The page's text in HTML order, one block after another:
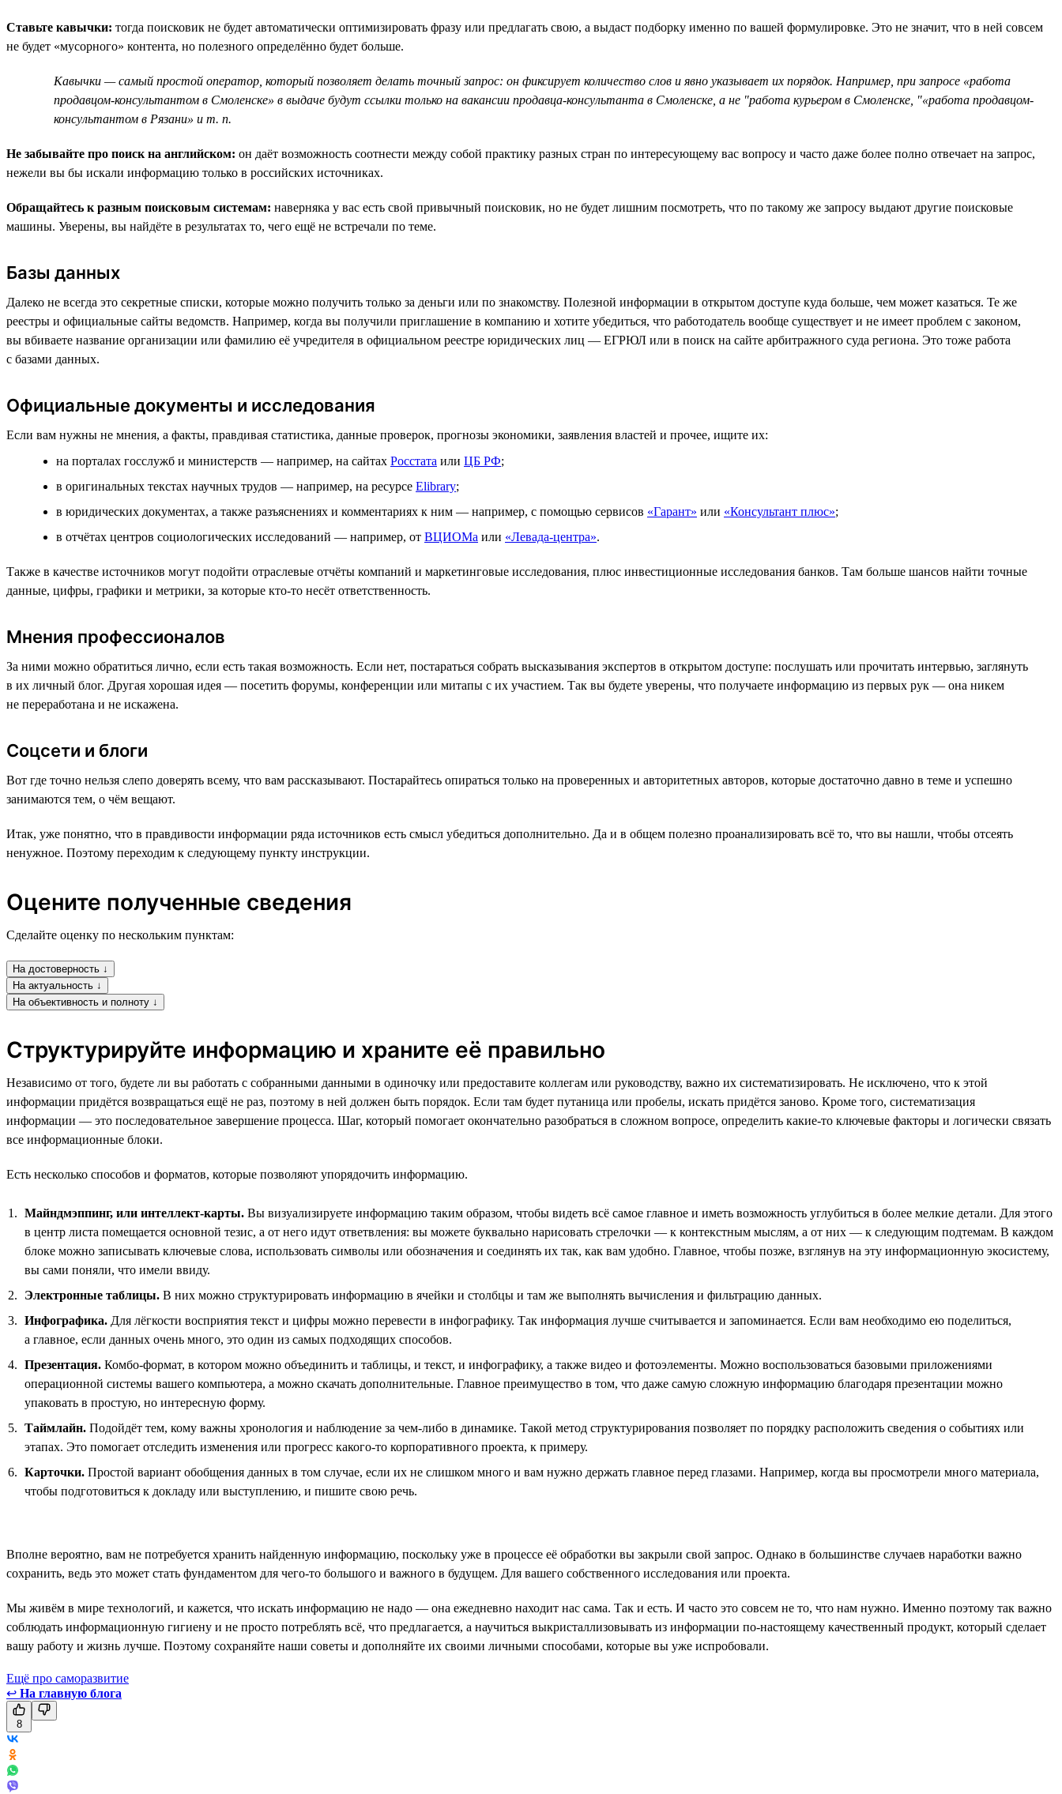
Ставьте кавычки: тогда поисковик не будет автоматически оптимизировать фразу или предлагать свою, а выдаст подборку именно по вашей формулировке. Это не значит, что в ней совсем
не будет «мусорного» контента, но полезного определённо будет больше.
Кавычки — самый простой оператор, который позволяет делать точный запрос: он фиксирует количество слов и явно указывает их порядок. Например, при запросе «работа
продавцом-консультантом в Смоленске» в выдаче будут ссылки только на вакансии продавца-консультанта в Смоленске, а не "работа курьером в Смоленске, "«работа продавцом-
консультантом в Рязани» и т. п.
Не забывайте про поиск на английском: он даёт возможность соотнести между собой практику разных стран по интересующему вас вопросу и часто даже более полно отвечает на запрос,
нежели вы бы искали информацию только в российских источниках.
Обращайтесь к разным поисковым системам: наверняка у вас есть свой привычный поисковик, но не будет лишним посмотреть, что по такому же запросу выдают другие поисковые
машины. Уверены, вы найдёте в результатах то, чего ещё не встречали по теме.
Базы данных
Далеко не всегда это секретные списки, которые можно получить только за деньги или по знакомству. Полезной информации в открытом доступе куда больше, чем может казаться. Те же
реестры и официальные сайты ведомств. Например, когда вы получили приглашение в компанию и хотите убедиться, что работодатель вообще существует и не имеет проблем с законом,
вы вбиваете название организации или фамилию её учредителя в официальном реестре юридических лиц — ЕГРЮЛ или в поиск на сайте арбитражного суда региона. Это тоже работа
с базами данных.
Официальные документы и исследования
Если вам нужны не мнения, а факты, правдивая статистика, данные проверок, прогнозы экономики, заявления властей и прочее, ищите их:
на порталах госслужб и министерств — например, на сайтах Росстата или ЦБ РФ;
в оригинальных текстах научных трудов — например, на ресурсе Elibrary;
в юридических документах, а также разъяснениях и комментариях к ним — например, с помощью сервисов «Гарант» или «Консультант плюс»;
в отчётах центров социологических исследований — например, от ВЦИОМа или «Левада-центра».
Также в качестве источников могут подойти отраслевые отчёты компаний и маркетинговые исследования, плюс инвестиционные исследования банков. Там больше шансов найти точные
данные, цифры, графики и метрики, за которые кто-то несёт ответственность.
Мнения профессионалов
За ними можно обратиться лично, если есть такая возможность. Если нет, постараться собрать высказывания экспертов в открытом доступе: послушать или прочитать интервью, заглянуть
в их личный блог. Другая хорошая идея — посетить форумы, конференции или митапы с их участием. Так вы будете уверены, что получаете информацию из первых рук — она никем
не переработана и не искажена.
Соцсети и блоги
Вот где точно нельзя слепо доверять всему, что вам рассказывают. Постарайтесь опираться только на проверенных и авторитетных авторов, которые достаточно давно в теме и успешно
занимаются тем, о чём вещают.
Итак, уже понятно, что в правдивости информации ряда источников есть смысл убедиться дополнительно. Да и в общем полезно проанализировать всё то, что вы нашли, чтобы отсеять
ненужное. Поэтому переходим к следующему пункту инструкции.
Оцените полученные сведения
Сделайте оценку по нескольким пунктам:
На достоверность ↓
На актуальность ↓
На объективность и полноту ↓
Структурируйте информацию и храните её правильно
Независимо от того, будете ли вы работать с собранными данными в одиночку или предоставите коллегам или руководству, важно их систематизировать. Не исключено, что к этой
информации придётся возвращаться ещё не раз, поэтому в ней должен быть порядок. Если там будет путаница или пробелы, искать придётся заново. Кроме того, систематизация
информации — это последовательное завершение процесса. Шаг, который помогает окончательно разобраться в сложном вопросе, определить какие-то ключевые факторы и логически связать
все информационные блоки.
Есть несколько способов и форматов, которые позволяют упорядочить информацию.
Майндмэппинг, или интеллект-карты. Вы визуализируете информацию таким образом, чтобы видеть всё самое главное и иметь возможность углубиться в более мелкие детали. Для этого
в центр листа помещается основной тезис, а от него идут ответвления: вы можете буквально нарисовать стрелочки — к контекстным мыслям, а от них — к следующим подтемам. В каждом
блоке можно записывать ключевые слова, использовать символы или обозначения и соединять их так, как вам удобно. Главное, чтобы позже, взглянув на эту информационную экосистему,
вы сами поняли, что имели ввиду.
Электронные таблицы. В них можно структурировать информацию в ячейки и столбцы и там же выполнять вычисления и фильтрацию данных.
Инфографика. Для лёгкости восприятия текст и цифры можно перевести в инфографику. Так информация лучше считывается и запоминается. Если вам необходимо ею поделиться,
а главное, если данных очень много, это один из самых подходящих способов.
Презентация. Комбо-формат, в котором можно объединить и таблицы, и текст, и инфографику, а также видео и фотоэлементы. Можно воспользоваться базовыми приложениями
операционной системы вашего компьютера, а можно скачать дополнительные. Главное преимущество в том, что даже самую сложную информацию благодаря презентации можно
упаковать в простую, но интересную форму.
Таймлайн. Подойдёт тем, кому важны хронология и наблюдение за чем-либо в динамике. Такой метод структурирования позволяет по порядку расположить сведения о событиях или
этапах. Это помогает отследить изменения или прогресс какого-то корпоративного проекта, к примеру.
Карточки. Простой вариант обобщения данных в том случае, если их не слишком много и вам нужно держать главное перед глазами. Например, когда вы просмотрели много материала,
чтобы подготовиться к докладу или выступлению, и пишите свою речь.
Вполне вероятно, вам не потребуется хранить найденную информацию, поскольку уже в процессе её обработки вы закрыли свой запрос. Однако в большинстве случаев наработки важно
сохранить, ведь это может стать фундаментом для чего-то большого и важного в будущем. Для вашего собственного исследования или проекта.
Мы живём в мире технологий, и кажется, что искать информацию не надо — она ежедневно находит нас сама. Так и есть. И часто это совсем не то, что нам нужно. Именно поэтому так важно
соблюдать информационную гигиену и не просто потреблять всё, что предлагается, а научиться выкристаллизовывать из информации по-настоящему качественный продукт, который сделает
вашу работу и жизнь лучше. Поэтому сохраняйте наши советы и дополняйте их своими личными способами, которые вы уже испробовали.
Ещё про саморазвитие
↩ На главную блога
8